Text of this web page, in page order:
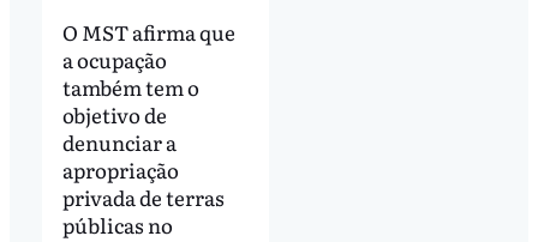
O MST afirma que
a ocupação
também tem o
objetivo de
denunciar a
apropriação
privada de terras
públicas no